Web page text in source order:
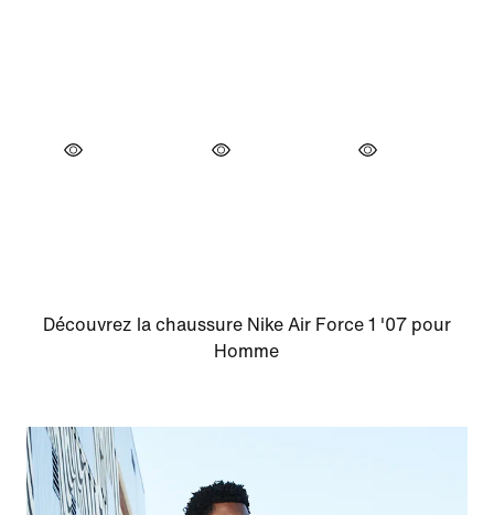
Découvrez la chaussure Nike Air Force 1 '07 pour
Homme